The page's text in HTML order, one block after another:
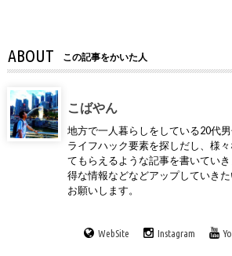
ABOUT この記事をかいた人
こばやん
地方で一人暮らしをしている20代
ライフハック要素を探しだし、様
てもらえるような記事を書いてい
得な情報などなどアップしていき
お願いします。
WebSite Instagram